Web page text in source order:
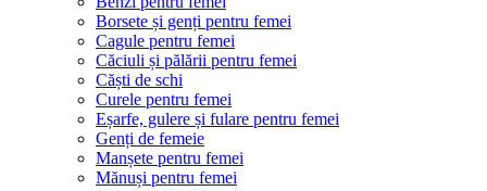
Borsete și genți pentru femei
Cagule pentru femei
Căciuli și pălării pentru femei
Căști de schi
Curele pentru femei
Eșarfe, gulere și fulare pentru femei
Genți de femeie
Manșete pentru femei
Mănuși pentru femei